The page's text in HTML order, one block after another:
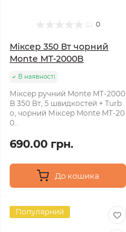
0
Міксер 350 Вт чорний
Monte MT-2000B
В наявності
Міксер ручний Monte MT-2000
B 350 Вт, 5 швидкостей + Turb
o, чорний Міксер Monte MT-20
0..
690.00 грн.
До кошика
Популярний